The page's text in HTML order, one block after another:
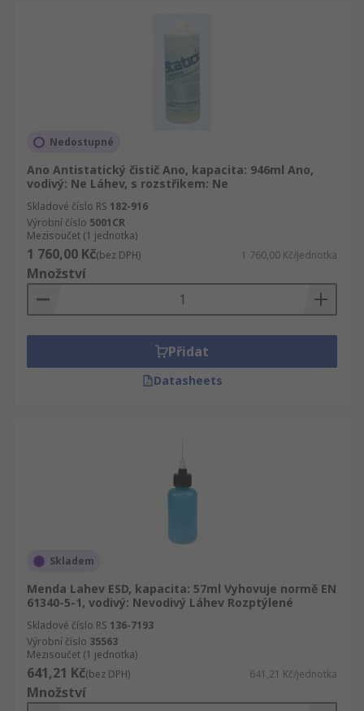
Nedostupné
Ano Antistatický čistič Ano, kapacita: 946ml Ano,
vodivý: Ne Láhev, s rozstřikem: Ne
Skladové číslo RS 182-916
Výrobní číslo 5001CR
Mezisoučet (1 jednotka)
1 760,00 Kč(bez DPH) 1 760,00 Kč/jednotka
Množství
Přidat
Datasheets
Skladem
Menda Lahev ESD, kapacita: 57ml Vyhovuje normě EN
61340-5-1, vodivý: Nevodivý Láhev Rozptýlené
Skladové číslo RS 136-7193
Výrobní číslo 35563
Mezisoučet (1 jednotka)
641,21 Kč(bez DPH) 641,21 Kč/jednotka
Množství